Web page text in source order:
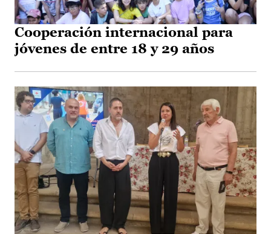
Cooperación internacional para
jóvenes de entre 18 y 29 años